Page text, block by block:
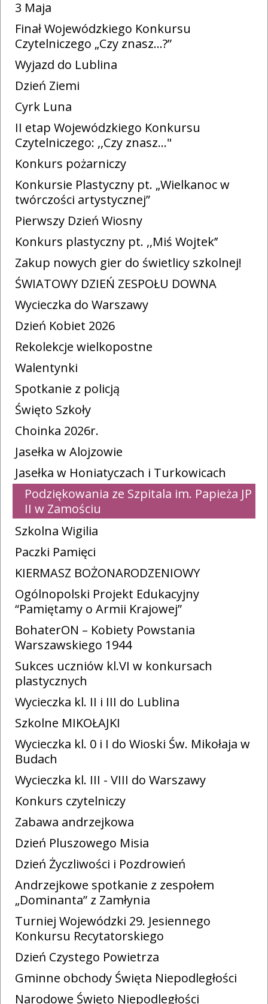
3 Maja
Finał Wojewódzkiego Konkursu
Czytelniczego „Czy znasz…?”
Wyjazd do Lublina
Dzień Ziemi
Cyrk Luna
II etap Wojewódzkiego Konkursu
Czytelniczego: ,,Czy znasz…"
Konkurs pożarniczy
Konkursie Plastyczny pt. „Wielkanoc w
twórczości artystycznej”
Pierwszy Dzień Wiosny
Konkurs plastyczny pt. ,,Miś Wojtek’’
Zakup nowych gier do świetlicy szkolnej!
ŚWIATOWY DZIEŃ ZESPOŁU DOWNA
Wycieczka do Warszawy
Dzień Kobiet 2026
Rekolekcje wielkopostne
Walentynki
Spotkanie z policją
Święto Szkoły
Choinka 2026r.
Jasełka w Alojzowie
Jasełka w Honiatyczach i Turkowicach
Podziękowania ze Szpitala im. Papieża JP
II w Zamościu
Szkolna Wigilia
Paczki Pamięci
KIERMASZ BOŻONARODZENIOWY
Ogólnopolski Projekt Edukacyjny
“Pamiętamy o Armii Krajowej”
BohaterON – Kobiety Powstania
Warszawskiego 1944
Sukces uczniów kl.VI w konkursach
plastycznych
Wycieczka kl. II i III do Lublina
Szkolne MIKOŁAJKI
Wycieczka kl. 0 i I do Wioski Św. Mikołaja w
Budach
Wycieczka kl. III - VIII do Warszawy
Konkurs czytelniczy
Zabawa andrzejkowa
Dzień Pluszowego Misia
Dzień Życzliwości i Pozdrowień
Andrzejkowe spotkanie z zespołem
„Dominanta” z Zamłynia
Turniej Wojewódzki 29. Jesiennego
Konkursu Recytatorskiego
Dzień Czystego Powietrza
Gminne obchody Święta Niepodległości
Narodowe Święto Niepodległości